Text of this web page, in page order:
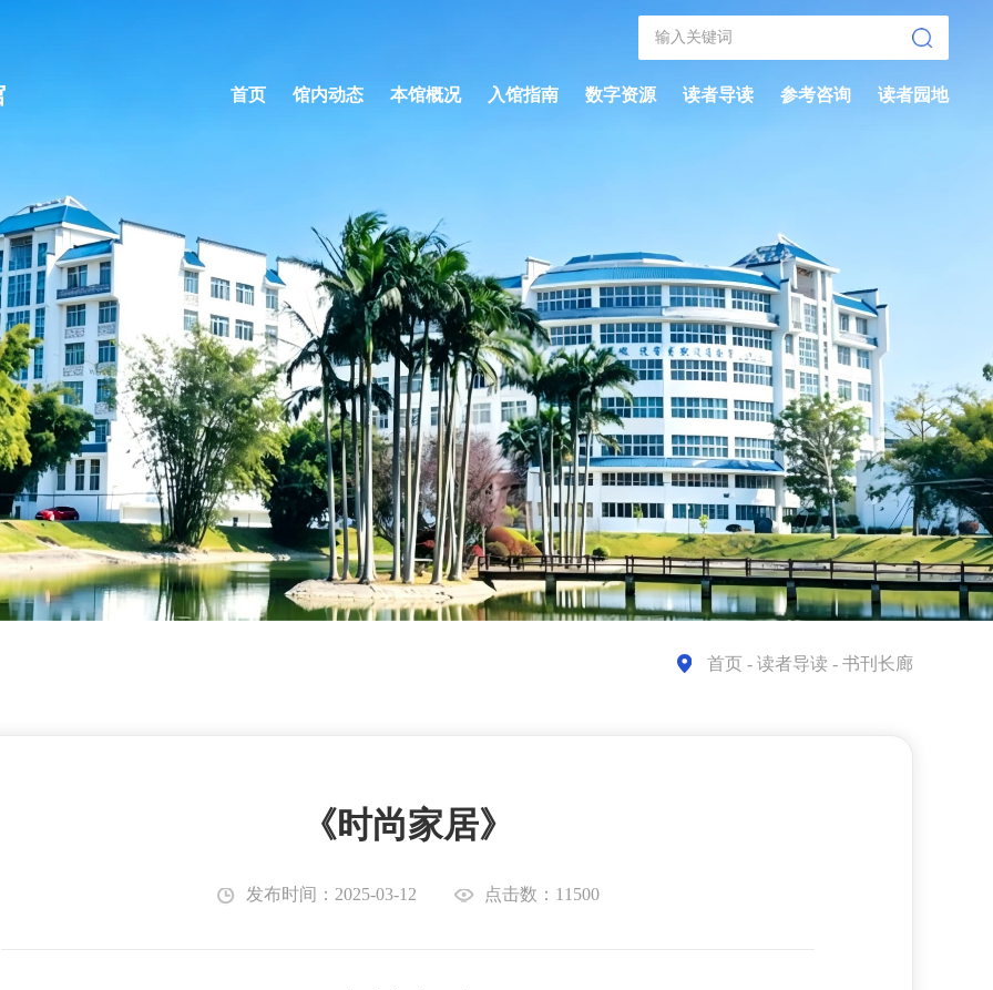
首页 馆内动态 本馆概况 入馆指南 数字资源 读者导读 参考咨询 读者园地
首页 - 读者导读 - 书刊长廊
《时尚家居》
发布时间：2025-03-12 点击数：11500